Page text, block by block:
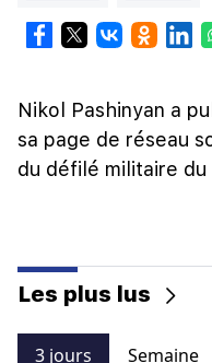
Nikol Pashinyan a
sa page de réseau
du défilé militaire du
Les plus lus
3 jours Semaine